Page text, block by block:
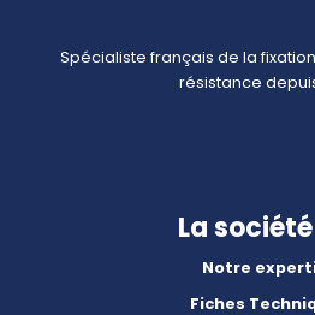
Spécialiste français de la
résistance
La
Notre
Fiches